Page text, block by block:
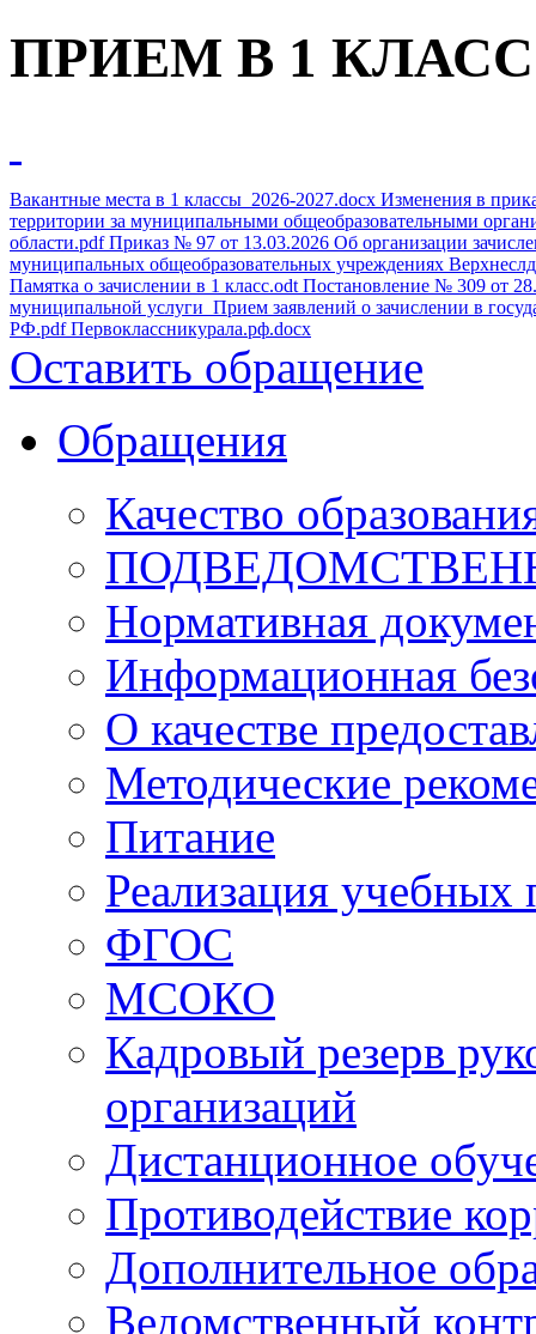
ПРИЕМ В 1 КЛАСС
Вакантные места в 1 классы_2026-2027.docx Изменения в
территории за муниципальными общеобразовательными
области.pdf Приказ № 97 от 13.03.2026 Об организации
муниципальных общеобразовательных учреждениях
Памятка о зачислении в 1 класс.odt Постановление № 309 от
муниципальной услуги_Прием заявлений о зачислении в
РФ.pdf Первоклассникурала.рф.docx
Оставить обращение
Обращения
Качество
Нормативная
Информационная
О качестве
Методические
Питание
Реализация
ФГОС
МСОКО
Кадровый резерв
организаций
Дистанционное
Противодействие
Дополнительное
Ведомственный